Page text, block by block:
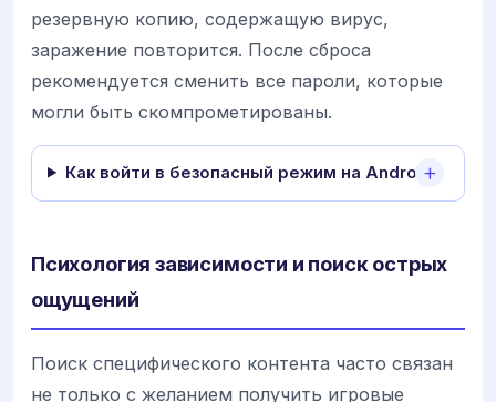
резервную копию, содержащую вирус,
заражение повторится. После сброса
рекомендуется сменить все пароли, которые
могли быть скомпрометированы.
Как войти в безопасный режим на Android?
Психология зависимости и поиск острых
ощущений
Поиск специфического контента часто связан
не только с желанием получить игровые